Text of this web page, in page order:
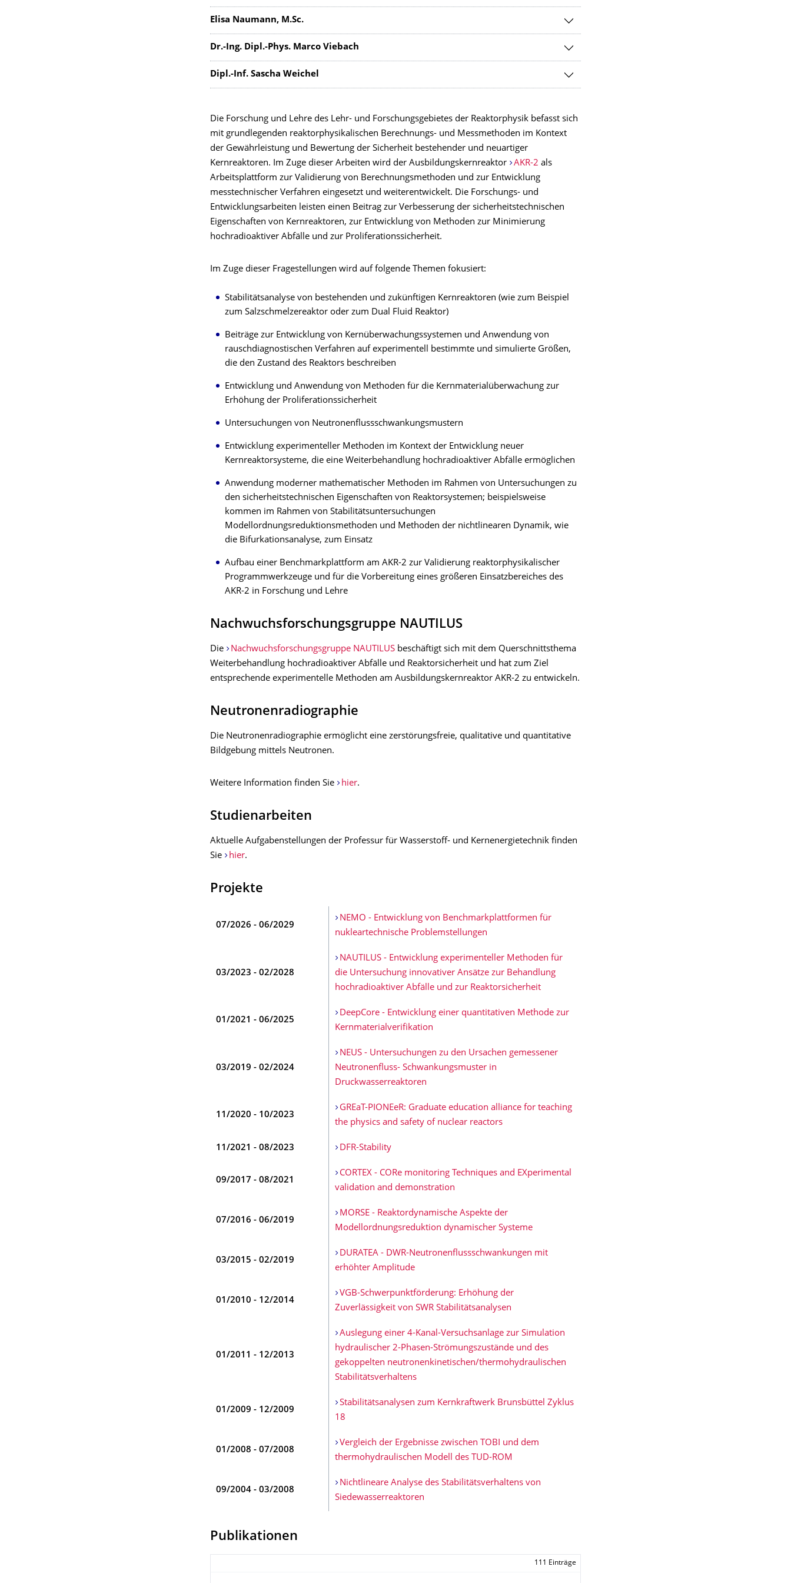
Elisa Naumann, M.Sc.
Dr.-Ing. Dipl.-Phys. Marco Viebach
Dipl.-Inf. Sascha Weichel
Die Forschung und Lehre des Lehr- und Forschungsgebietes der Reaktorphysik befasst sich
mit grundlegenden reaktorphysikalischen Berechnungs- und Messmethoden im Kontext
der Gewährleistung und Bewertung der Sicherheit bestehender und neuartiger
Kernreaktoren. Im Zuge dieser Arbeiten wird der Ausbildungskernreaktor
AKR-2 als
Arbeitsplattform zur Validierung von Berechnungsmethoden und zur Entwicklung
messtechnischer Verfahren eingesetzt und weiterentwickelt. Die Forschungs- und
Entwicklungsarbeiten leisten einen Beitrag zur Verbesserung der sicherheitstechnischen
Eigenschaften von Kernreaktoren, zur Entwicklung von Methoden zur Minimierung
hochradioaktiver Abfälle und zur Proliferationssicherheit.
Im Zuge dieser Fragestellungen wird auf folgende Themen fokusiert:
Stabilitätsanalyse von bestehenden und zukünftigen Kernreaktoren (wie zum Beispiel
zum Salzschmelzereaktor oder zum Dual Fluid Reaktor)
Beiträge zur Entwicklung von Kernüberwachungssystemen und Anwendung von
rauschdiagnostischen Verfahren auf experimentell bestimmte und simulierte Größen,
die den Zustand des Reaktors beschreiben
Entwicklung und Anwendung von Methoden für die Kernmaterialüberwachung zur
Erhöhung der Proliferationssicherheit
Untersuchungen von Neutronenflussschwankungsmustern
Entwicklung experimenteller Methoden im Kontext der Entwicklung neuer
Kernreaktorsysteme, die eine Weiterbehandlung hochradioaktiver Abfälle ermöglichen
Anwendung moderner mathematischer Methoden im Rahmen von Untersuchungen zu
den sicherheitstechnischen Eigenschaften von Reaktorsystemen; beispielsweise
kommen im Rahmen von Stabilitätsuntersuchungen
Modellordnungsreduktionsmethoden und Methoden der nichtlinearen Dynamik, wie
die Bifurkationsanalyse, zum Einsatz
Aufbau einer Benchmarkplattform am AKR-2 zur Validierung reaktorphysikalischer
Programmwerkzeuge und für die Vorbereitung eines größeren Einsatzbereiches des
AKR-2 in Forschung und Lehre
Nachwuchsforschungsgruppe NAUTILUS
Die Nachwuchsforschungsgruppe NAUTILUSbeschäftigt sich mit dem Querschnittsthema
Weiterbehandlung hochradioaktiver Abfälle und Reaktorsicherheit und hat zum Ziel
entsprechende experimentelle Methoden am Ausbildungskernreaktor AKR-2 zu entwickeln.
Neutronenradiographie
Die Neutronenradiographie ermöglicht eine zerstörungsfreie, qualitative und quantitative
Bildgebung mittels Neutronen.
Weitere Information finden Sie hier.
Studienarbeiten
Aktuelle Aufgabenstellungen der Professur für Wasserstoff- und Kernenergietechnik finden
Sie
hier.
Projekte
07/2026 - 06/2029
NEMO - Entwicklung von Benchmarkplattformen für
nukleartechnische Problemstellungen
03/2023 - 02/2028
NAUTILUS - Entwicklung experimenteller Methoden für
die Untersuchung innovativer Ansätze zur Behandlung
hochradioaktiver Abfälle und zur Reaktorsicherheit
01/2021 - 06/2025
DeepCore - Entwicklung einer quantitativen Methode zur
Kernmaterialverifikation
03/2019 - 02/2024
NEUS - Untersuchungen zu den Ursachen gemessener
Neutronenfluss- Schwankungsmuster in
Druckwasserreaktoren
11/2020 - 10/2023
GREaT-PIONEeR: Graduate education alliance for teaching
the physics and safety of nuclear reactors
11/2021 - 08/2023 DFR-Stability
09/2017 - 08/2021
CORTEX - CORe monitoring Techniques and EXperimental
validation and demonstration
07/2016 - 06/2019
MORSE - Reaktordynamische Aspekte der
Modellordnungs­reduktion dynamischer Systeme
03/2015 - 02/2019
DURATEA - DWR-Neutronenflussschwankungen mit
erhöhter Amplitude
01/2010 - 12/2014
VGB-Schwerpunktförderung: Erhöhung der
Zuverlässigkeit von SWR Stabilitätsanalysen
01/2011 - 12/2013
Auslegung einer 4-Kanal-Versuchsanlage zur Simulation
hydraulischer 2-Phasen-Strömungszustände und des
gekoppelten neutronenkinetischen/thermohydraulischen
Stabilitätsverhaltens
01/2009 - 12/2009
Stabilitätsanalysen zum Kernkraftwerk Brunsbüttel Zyklus
18
01/2008 - 07/2008
Vergleich der Ergebnisse zwischen TOBI und dem
thermohydraulischen Modell des TUD-ROM
09/2004 - 03/2008
Nichtlineare Analyse des Stabilitätsverhaltens von
Siedewasserreaktoren
Publikationen
111 Einträge